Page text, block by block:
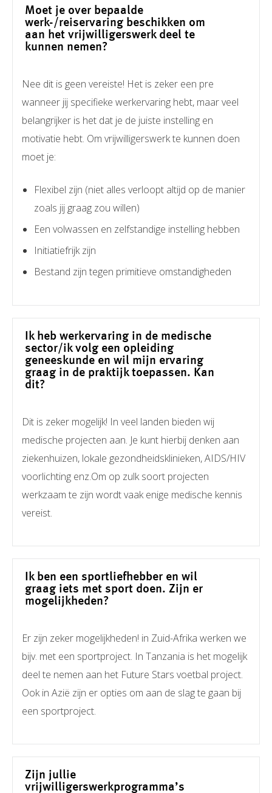
Moet je over bepaalde
werk-/reiservaring beschikken om
aan het vrijwilligerswerk deel te
kunnen nemen?
Nee dit is geen vereiste! Het is zeker een pre
wanneer jij specifieke werkervaring hebt, maar veel
belangrijker is het dat je de juiste instelling en
motivatie hebt. Om vrijwilligerswerk te kunnen doen
moet je:
Flexibel zijn (niet alles verloopt altijd op de manier
zoals jij graag zou willen)
Een volwassen en zelfstandige instelling hebben
Initiatiefrijk zijn
Bestand zijn tegen primitieve omstandigheden
Ik heb werkervaring in de medische
sector/ik volg een opleiding
geneeskunde en wil mijn ervaring
graag in de praktijk toepassen. Kan
dit?
Dit is zeker mogelijk! In veel landen bieden wij
medische projecten aan. Je kunt hierbij denken aan
ziekenhuizen, lokale gezondheidsklinieken, AIDS/HIV
voorlichting enz.Om op zulksoort projecten
werkzaam te zijn wordt vaak enige medische kennis
vereist.
Ik ben een sportliefhebber en wil
graag iets met sport doen. Zijn er
mogelijkheden?
Er zijn zeker mogelijkheden! in Zuid-Afrika werken we
bijv. met een sportproject. In Tanzania is het mogelijk
deel te nemen aan het Future Stars voetbal project.
Ook in Azië zijn er opties om aan de slag te gaan bij
een sportproject.
Zijn jullie
vrijwilligerswerkprogramma’s